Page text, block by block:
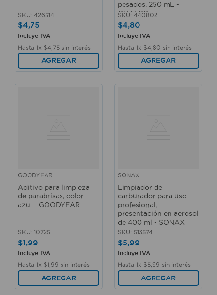
SKU: 426514
$4,75
Incluye IVA
Hasta 1x $4 75 sin interés
AGREGAR
pesados. 250 mL -
QUALCO
SKU: 440802
$4,80
Incluye IVA
Hasta 1x $4 80 sin interés
AGREGAR
GOODYEAR
Aditivo para limpieza
de parabrisas, color
azul - GOODYEAR
SKU: 10725
$1,99
Incluye IVA
Hasta 1x $1 99 sin interés
AGREGAR
SONAX
Limpiador de
carburador para uso
profesional,
presentación en aerosol
de 400 ml - SONAX
SKU: 513574
$5,99
Incluye IVA
Hasta 1x $5 99 sin interés
AGREGAR